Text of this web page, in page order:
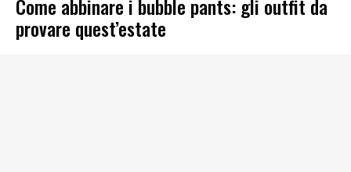
Come abbinare i bubble pants: gli outfit da
provare quest’estate